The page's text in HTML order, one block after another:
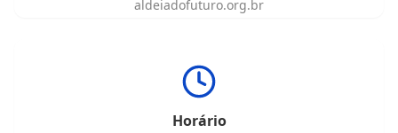
aldeiadofuturo.org.br
Horário